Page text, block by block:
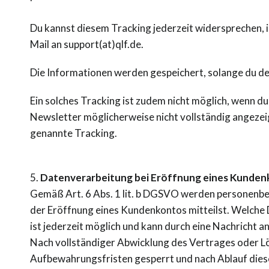
Du kannst diesem Tracking jederzeit
Mail an support(at)qlf.de.
Die Informationen werden gespeichert, solange du
Ein solches Tracking ist zudem nicht möglich, wenn
Newsletter möglicherweise nicht vollständig
genannte Tracking.
5. Datenverarbeitung bei Eröffnung eines
Gemäß Art. 6 Abs. 1 lit. b DGSVO werden
der Eröffnung eines Kundenkontos mitteilst. Welche
ist jederzeit möglich und kann durch eine Nachricht
Nach vollständiger Abwicklung des Vertrages oder
Aufbewahrungsfristen gesperrt und nach Ablauf